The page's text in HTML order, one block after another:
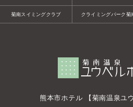
熊本市ホテル 【菊南温泉ユ
菊南スイミングクラブ クライミングパーク菊